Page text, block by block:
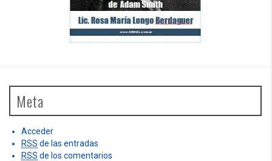
Meta
Acceder
RSS de las entradas
RSS de los comentarios